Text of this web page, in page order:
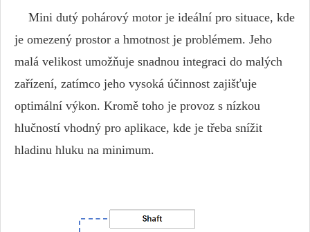
Mini dutý pohárový motor je ideální pro situace, kde
je omezený prostor a hmotnost je problémem. Jeho
malá velikost umožňuje snadnou integraci do malých
zařízení, zatímco jeho vysoká účinnost zajišťuje
optimální výkon. Kromě toho je provoz s nízkou
hlučností vhodný pro aplikace, kde je třeba snížit
hladinu hluku na minimum.